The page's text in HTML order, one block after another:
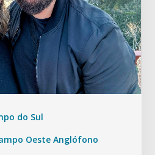
do Sul
Oeste Anglófono